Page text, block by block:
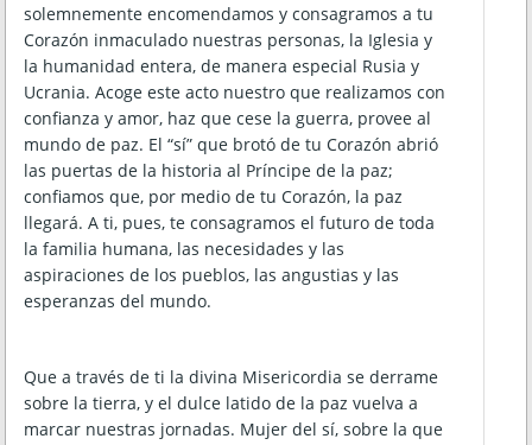
solemnemente encomendamos y consagramos a tu
Corazón inmaculado nuestras personas, la Iglesia y
la humanidad entera, de manera especial Rusia y
Ucrania. Acoge este acto nuestro que realizamos con
confianza y amor, haz que cese la guerra, provee al
mundo de paz. El “sí” que brotó de tu Corazón abrió
las puertas de la historia al Príncipe de la paz;
confiamos que, por medio de tu Corazón, la paz
llegará. A ti, pues, te consagramos el futuro de toda
la familia humana, las necesidades y las
aspiraciones de los pueblos, las angustias y las
esperanzas del mundo.
Que a través de ti la divina Misericordia se derrame
sobre la tierra, y el dulce latido de la paz vuelva a
marcar nuestras jornadas. Mujer del sí, sobre la que